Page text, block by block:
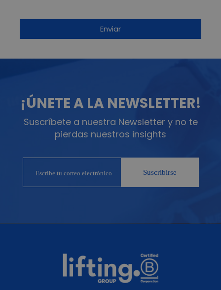
¡ÚNETE A LA NEWSLETTER!
Suscríbete a nuestra Newsletter y no te
pierdas nuestros insights